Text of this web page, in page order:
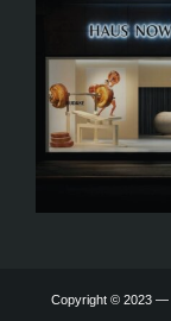
Copyright © 2023 —